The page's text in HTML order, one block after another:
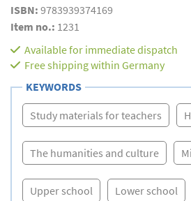
ISBN: 9783939374169
Item no.: 1231
Available for immediate dispatch
Free shipping within Germany
KEYWORDS
Study materials for teachers
The humanities and culture
Upper school Lower school